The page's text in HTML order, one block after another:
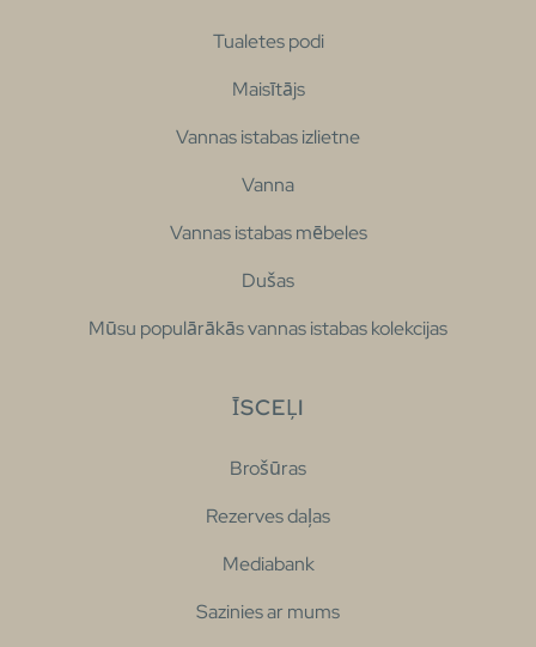
Tualetes podi
Maisītājs
Vannas istabas izlietne
Vanna
Vannas istabas mēbeles
Dušas
Mūsu populārākās vannas istabas kolekcijas
ĪSCEĻI
Brošūras
Rezerves daļas
Mediabank
Sazinies ar mums